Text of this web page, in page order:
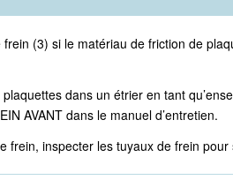
(3) si le matériau de friction de
dans un étrier en tant
AVANT dans le manuel d’entretien.
inspecter les tuyaux de frein